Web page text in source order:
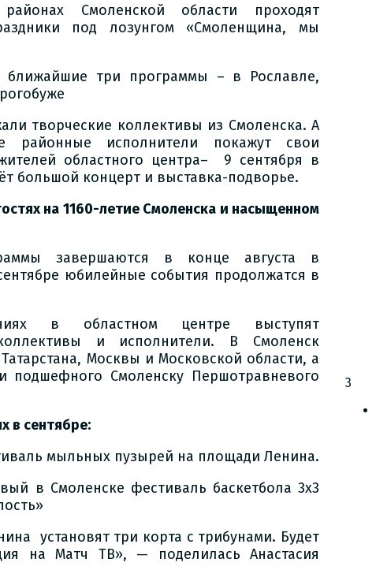
Смоленской области проходят
под лозунгом «Смоленщина, мы
ближайшие три программы – в Рославле,
творческие коллективы из Смоленска. А
районные исполнители покажут свои
областного центра– 9 сентября в
большой концерт и выставка-подворье.
на 1160-летие Смоленска и насыщенном
завершаются в конце августа в
юбилейные события продолжатся в
в областном центре выступят
и исполнители. В Смоленск
Москвы и Московской области, а
подшефного Смоленску Першотравневого
в сентябре:
мыльных пузырей на площади Ленина.
в Смоленске фестиваль баскетбола 3х3
установят три корта с трибунами. Будет
на Матч ТВ», — поделилась Анастасия
3